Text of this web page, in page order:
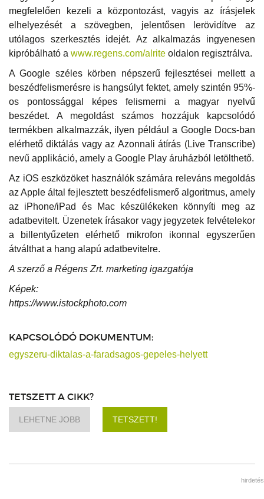
megfelelően kezeli a központozást, vagyis az írásjelek
elhelyezését a szövegben, jelentősen lerövidítve az
utólagos szerkesztés idejét. Az alkalmazás ingyenesen
kipróbálható a www.regens.com/alrite oldalon regisztrálva.
A Google széles körben népszerű fejlesztései mellett a
beszédfelismerésre is hangsúlyt fektet, amely szintén 95%-
os pontossággal képes felismerni a magyar nyelvű
beszédet. A megoldást számos hozzájuk kapcsolódó
termékben alkalmazzák, ilyen például a Google Docs-ban
elérhető diktálás vagy az Azonnali átírás (Live Transcribe)
nevű applikáció, amely a Google Play áruházból letölthető.
Az iOS eszközöket használók számára releváns megoldás
az Apple által fejlesztett beszédfelismerő algoritmus, amely
az iPhone/iPad és Mac készülékeken könnyíti meg az
adatbevitelt. Üzenetek írásakor vagy jegyzetek felvételekor
a billentyűzeten elérhető mikrofon ikonnal egyszerűen
átválthat a hang alapú adatbevitelre.
A szerző a Régens Zrt. marketing igazgatója
Képek:
https://www.istockphoto.com
KAPCSOLÓDÓ DOKUMENTUM:
egyszeru-diktalas-a-faradsagos-gepeles-helyett
TETSZETT A CIKK?
LEHETNE JOBB TETSZETT!
hirdetés